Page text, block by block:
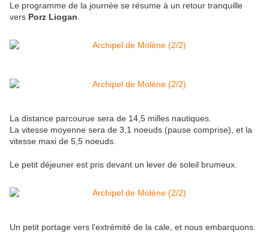
Le programme de la journée se résume à un retour tranquille
vers Porz Liogan
La distance parcourue sera de 14,5 milles nautiques.
La vitesse moyenne sera de 3,1 noeuds (pause comprise), et la
vitesse maxi de 5,5 noeuds.
Le petit déjeuner est pris devant un lever de soleil brumeux.
Un petit portage vers l'extrémité de la cale, et nous embarquons.